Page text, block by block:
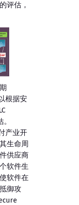
评估，
根据安
产业开
生命周
供应商
软件生
软件在
御攻